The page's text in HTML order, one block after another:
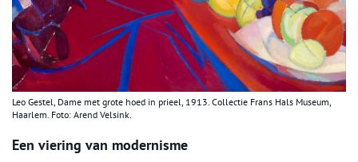
Leo Gestel, Dame met grote hoed in prieel, 1913. Collectie Frans Hals Museum,
Haarlem. Foto: Arend Velsink.
Een viering van modernisme